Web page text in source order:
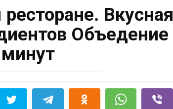
Вкусная
Объедение
минут